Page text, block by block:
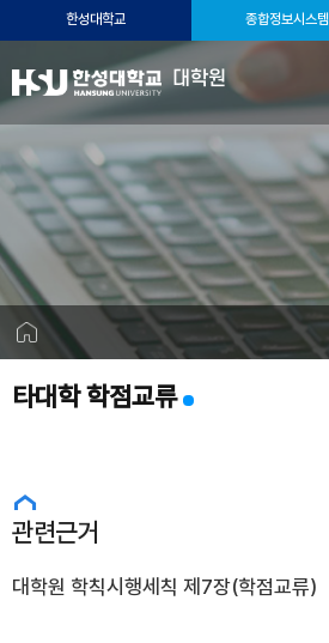
한성대학교 종합정보시스템
대학원
타대학 학점교류
관련근거
대학원 학칙시행세칙 제7장(학점교류)